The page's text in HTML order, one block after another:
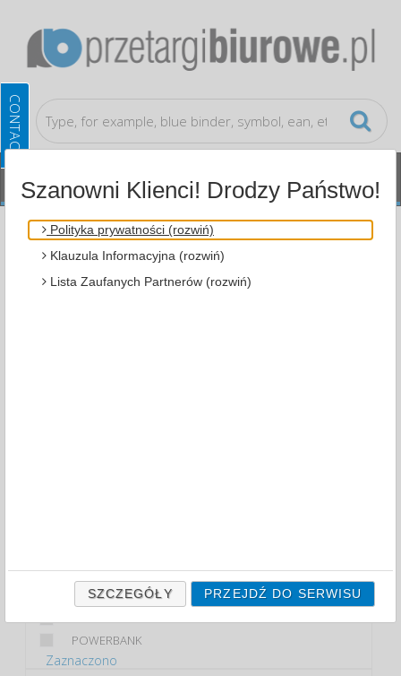
Computer accessories Data carriers
CD-R 700MB
DVD+R 4.7GB
DVD-R 4.7GB
POWERBANK
Zaznaczono
Szanowni Klienci! Drodzy Państwo!
Polityka prywatności (rozwiń)
Klauzula Informacyjna (rozwiń)
Lista Zaufanych Partnerów (rozwiń)
SZCZEGÓŁY PRZEJDŹ DO SERWISU